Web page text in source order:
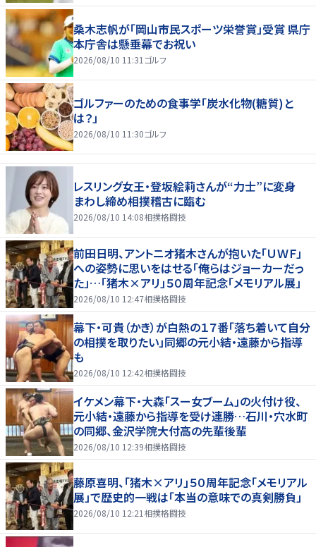
桑木志帆が「岡山市民スポーツ栄誉賞」受賞 県庁
本庁舎は懸垂幕でお祝い
2026/08/10 11:31 ゴルフ
ゴルファーのための食事学「炭水化物(糖質)と
は？」
2026/08/10 11:30ゴルフ
レスリング女王・登坂絵莉さんが“力士”に変身
まわし締め相撲稽古に臨む
2026/08/10 14:08相撲格闘技
前田日明、アントニオ猪木さんが抱いた「ＵＷＦ」
への姿勢に思いをはせる「俺らはジョーカーだっ
た」…「猪木×アリ」５０周年記念「メモリアル展」
2026/08/10 12:47相撲格闘技
幕下・可貴（かき）が白熱の１７番「落ち着いて自分
の相撲を取りたい」同郷の元小結・遠藤から指導
も
2026/08/10 12:42相撲格闘技
イケメン幕下・大森「スー女ブーム」の火付け役、
元小結・遠藤から指導を受け連勝…石川・穴水町
の同郷、金沢学院大付高の先輩後輩
2026/08/10 12:39相撲格闘技
藤原喜明、「猪木×アリ」５０周年記念「メモリアル
展」で歴史的一戦は「本当の意味での真剣勝負」
2026/08/10 12:21 相撲格闘技